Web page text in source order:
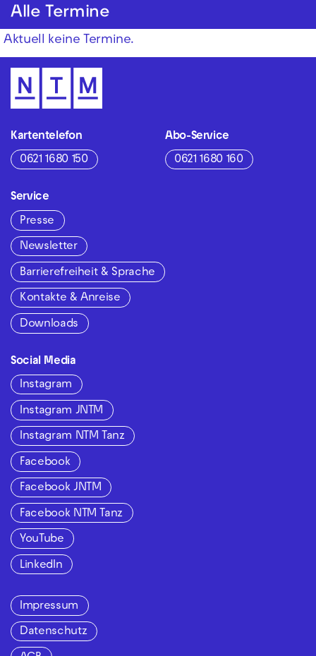
Alle Termine
Aktuell keine Termine.
Kartentelefon
0621 1680 150
Abo-Service
0621 1680 160
Service
Presse
Newsletter
Barrierefreiheit & Sprache
Kontakte & Anreise
Downloads
Social Media
Instagram
Instagram JNTM
Instagram NTM Tanz
Facebook
Facebook JNTM
Facebook NTM Tanz
YouTube
LinkedIn
Impressum
Datenschutz